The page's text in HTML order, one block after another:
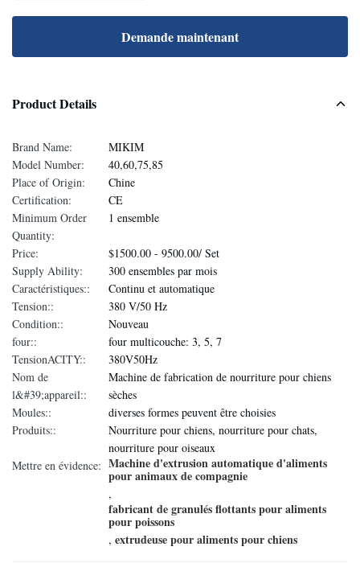
Demande maintenant
Product Details
Brand Name:
MIKIM
Model Number:
40,60,75,85
Place of Origin:
Chine
Certification:
CE
Minimum Order
Quantity:
1 ensemble
Price:
$1500.00 - 9500.00/ Set
Supply Ability:
300 ensembles par mois
Caractéristiques::
Continu et automatique
Tension::
380 V/50 Hz
Condition::
Nouveau
four::
four multicouche: 3, 5, 7
TensionACITY::
380V50Hz
Nom de
l&#39;appareil::
Machine de fabrication de nourriture pour chiens
sèches
Moules::
diverses formes peuvent être choisies
Produits::
Nourriture pour chiens, nourriture pour chats,
nourriture pour oiseaux
Mettre en évidence: Machine d'extrusion automatique d'aliments
pour animaux de compagnie
,
fabricant de granulés flottants pour aliments
pour poissons
, extrudeuse pour aliments pour chiens